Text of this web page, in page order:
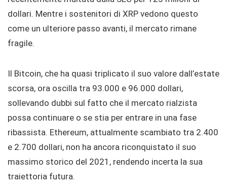
dollari. Mentre i sostenitori di XRP vedono questo
come un ulteriore passo avanti, il mercato rimane
fragile.
Il Bitcoin, che ha quasi triplicato il suo valore dall’estate
scorsa, ora oscilla tra 93.000 e 96.000 dollari,
sollevando dubbi sul fatto che il mercato rialzista
possa continuare o se stia per entrare in una fase
ribassista. Ethereum, attualmente scambiato tra 2.400
e 2.700 dollari, non ha ancora riconquistato il suo
massimo storico del 2021, rendendo incerta la sua
traiettoria futura.